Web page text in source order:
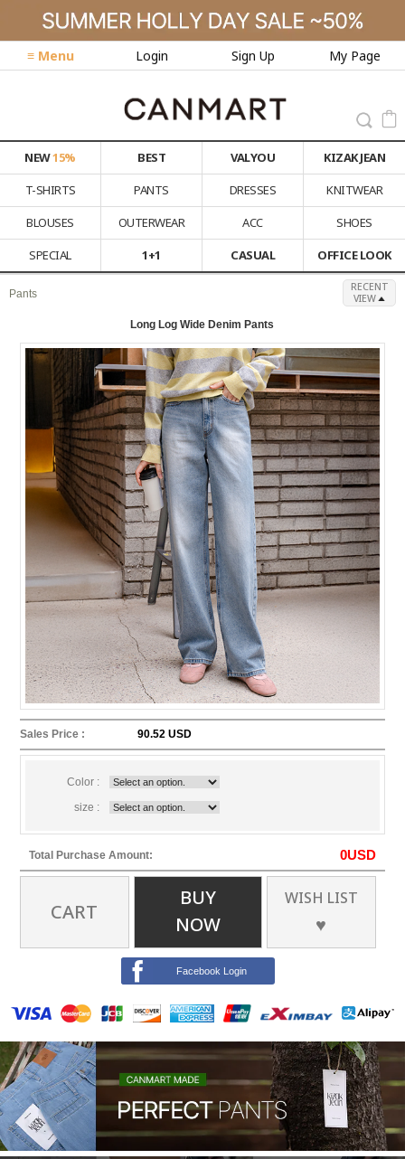
≡ Menu Login Sign Up My Page
NEW15% BEST VALYOU
KIZAK JEAN
T-SHIRTS
PANTS DRESSES
KNITWEAR
BLOUSES
OUTERWEAR ACC
SHOES
SPECIAL
1+1 CASUAL OFFICE LOOK
Pants
RECENT
VIEW
Long Log Wide Denim Pants
Sales Price : 90.52 USD
Color :
size :
Total Purchase Amount: 0USD
CART
BUY
NOW
WISH LIST
♥
Facebook Login